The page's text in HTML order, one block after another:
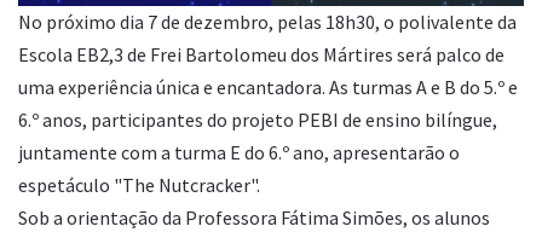
No próximo dia 7 de dezembro, pelas 18h30, o polivalente da
Escola EB2,3 de Frei Bartolomeu dos Mártires será palco de
uma experiência única e encantadora. As turmas A e B do 5.º e
6.º anos, participantes do projeto PEBI de ensino bilíngue,
juntamente com a turma E do 6.º ano, apresentarão o
espetáculo "The Nutcracker".
Sob a orientação da Professora Fátima Simões, os alunos